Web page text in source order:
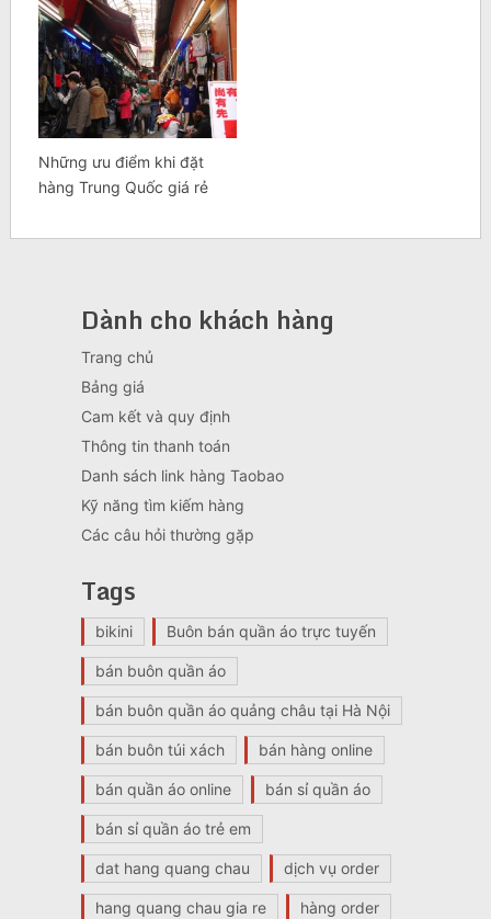
Những ưu điểm khi đặt
hàng Trung Quốc giá rẻ
Dành cho khách hàng
Trang chủ
Bảng giá
Cam kết và quy định
Thông tin thanh toán
Danh sách link hàng Taobao
Kỹ năng tìm kiếm hàng
Các câu hỏi thường gặp
Tags
bikini Buôn bán quần áo trực tuyến
bán buôn quần áo
bán buôn quần áo quảng châu tại Hà Nội
bán buôn túi xách bán hàng online
bán quần áo online bán sỉ quần áo
bán sỉ quần áo trẻ em
dat hang quang chau dịch vụ order
hang quang chau gia re hàng order